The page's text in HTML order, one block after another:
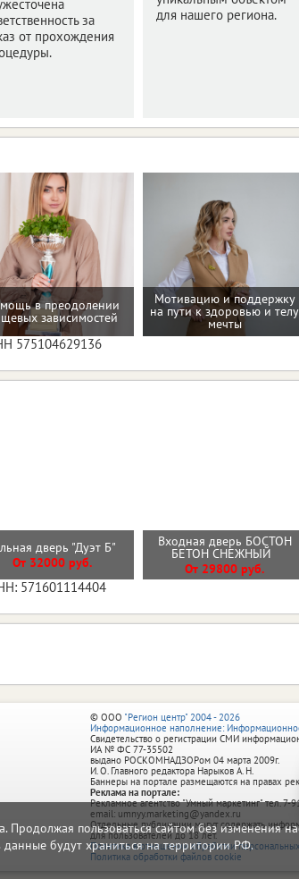
пользоваться сайтом без изменения
будут храниться на территории РФ.
за
от прохождения
для нашего региона.
в преодолении
зависимостей
Мотивацию и поддержку
на пути к здоровью и телу
мечты
575104629136
дверь "Дуэт Б"
От 32000 руб.
Входная дверь БОСТОН
БЕТОН СНЕЖНЫЙ
От 29800 руб.
571601114404
© ООО "Регион центр" 2004 - 2026
Информационное наполнение: Информационное
Свидетельство о регистрации СМИ
ИА № ФС 77‑35502
выдано РОСКОМНАДЗОРом 04 марта 2009г.
И. О. Главного редактора Нарыков А. Н.
Баннеры на портале размещаются на правах
Реклама на портале:
Рекламное агентство "Умный маркетинг" тел. 7-
email: umnyy.marketing@yandex.ru
Отдельные публикации могут содержать
для пользователей до 18 лет.
Политика в отношении обработки
Политика обработки файлов cookie